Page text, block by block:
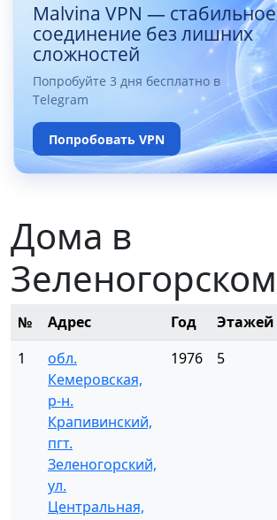
Malvina VPN — стабильное
соединение без лишних
сложностей
Попробуйте 3 дня бесплатно в
Telegram
Попробовать VPN
Дома в
Зеленогорском
№ Адрес Год Этажей
1
обл.
Кемеровская,
р-н.
Крапивинский,
пгт.
Зеленогорский,
ул.
Центральная,
1976 5